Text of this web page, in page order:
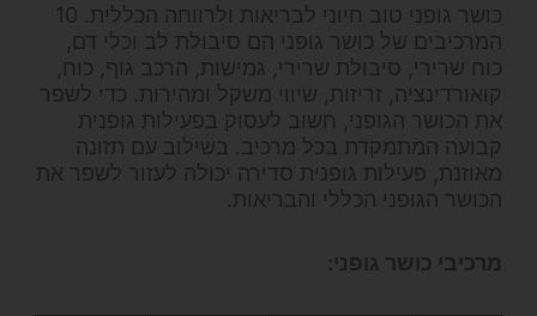
כושר גופני טוב חיוני לבריאות ולרווחה הכללית. 10
המרכיבים של כושר גופני הם סיבולת לב וכלי דם,
כוח שרירי, סיבולת שרירי, גמישות, הרכב גוף, כוח,
קואורדינציה, זריזות, שיווי משקל ומהירות. כדי לשפר
את הכושר הגופני, חשוב לעסוק בפעילות גופנית
קבועה המתמקדת בכל מרכיב. בשילוב עם תזונה
מאוזנת, פעילות גופנית סדירה יכולה לעזור לשפר את
הכושר הגופני הכללי והבריאות.
מרכיבי כושר גופני: